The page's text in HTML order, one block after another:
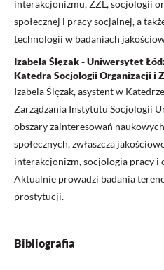
interakcjonizmu, ZZL, socjologii
społecznej i pracy socjalnej, a
technologii w badaniach
Izabela Ślęzak - Uniwersytet
Katedra Socjologii Organizacji i
Izabela Ślęzak, asystent w
Zarządzania Instytutu Socjologii
obszary zainteresowań
społecznych, zwłaszcza
interakcjonizm, socjologia pracy i
Aktualnie prowadzi badania
prostytucji.
Bibliografia